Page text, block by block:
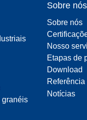
granéis
Sobre nós
Sobre nós
Nosso
Etapas de
Download
Notícias